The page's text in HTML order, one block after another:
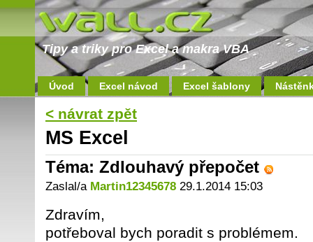
Tipy a triky pro Excel a makra VBA
Úvod Excel návod Excel šablony
< návrat zpět
MS Excel
Téma: Zdlouhavý přepočet
Zaslal/a Martin12345678 29.1.2014 15:03
Zdravím,
potřeboval bych poradit s problémem.